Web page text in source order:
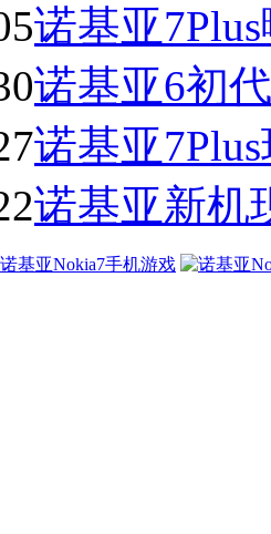
诺基亚
诺基亚6初
诺基亚
诺基亚新机